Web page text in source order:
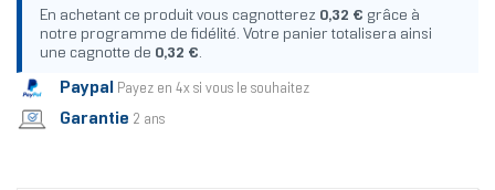
En achetant ce produit vous cagnotterez 0,32 € grâce à
notre programme de fidélité. Votre panier totalisera ainsi
une cagnotte de 0,32 €.
Paypal Payez en 4x si vous le souhaitez
Garantie 2 ans